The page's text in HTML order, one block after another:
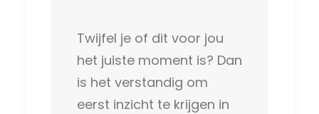
Twijfel je of dit voor jou
het juiste moment is? Dan
is het verstandig om
eerst inzicht te krijgen in